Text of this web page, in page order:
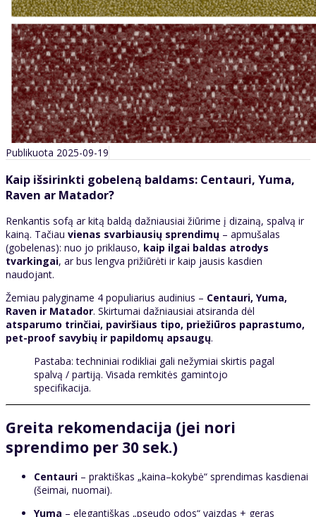
Publikuota 2025-09-19
Kaip išsirinkti gobeleną baldams: Centauri, Yuma,
Raven ar Matador?
Renkantis sofą ar kitą baldą dažniausiai žiūrime į dizainą, spalvą ir
kainą. Tačiau vienas svarbiausių sprendimų – apmušalas
(gobelenas): nuo jo priklauso, kaip ilgai baldas atrodys
tvarkingai, ar bus lengva prižiūrėti ir kaip jausis kasdien
naudojant.
Žemiau palyginame 4 populiarius audinius – Centauri, Yuma,
Raven ir Matador. Skirtumai dažniausiai atsiranda dėl
atsparumo trinčiai, paviršiaus tipo, priežiūros paprastumo,
pet-proof savybių ir papildomų apsaugų.
Pastaba: techniniai rodikliai gali nežymiai skirtis pagal
spalvą / partiją. Visada remkitės gamintojo
specifikacija.
Greita rekomendacija (jei nori
sprendimo per 30 sek.)
Centauri – praktiškas „kaina–kokybė“ sprendimas kasdienai
(šeimai, nuomai).
Yuma – elegantiškas „pseudo odos“ vaizdas + geras